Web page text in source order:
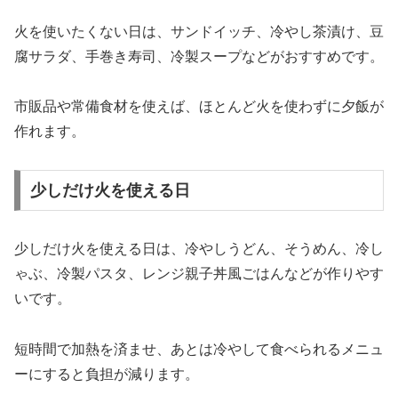
火を使いたくない日は、サンドイッチ、冷やし茶漬け、豆
腐サラダ、手巻き寿司、冷製スープなどがおすすめです。
市販品や常備食材を使えば、ほとんど火を使わずに夕飯が
作れます。
少しだけ火を使える日
少しだけ火を使える日は、冷やしうどん、そうめん、冷し
ゃぶ、冷製パスタ、レンジ親子丼風ごはんなどが作りやす
いです。
短時間で加熱を済ませ、あとは冷やして食べられるメニュ
ーにすると負担が減ります。